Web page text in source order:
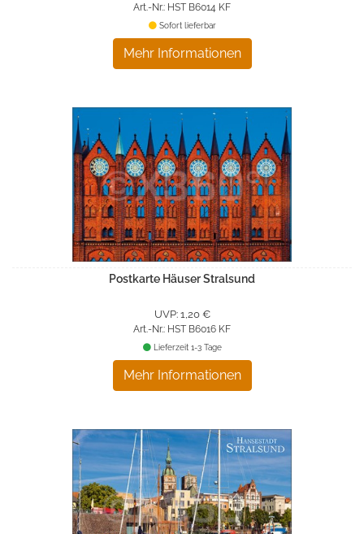
Art.-Nr.: HST B6014 KF
Mehr Informationen
Sofort lieferbar
Postkarte Häuser Stralsund
UVP: 1,20 €
Art.-Nr.: HST B6016 KF
Mehr Informationen
Lieferzeit 1-3 Tage